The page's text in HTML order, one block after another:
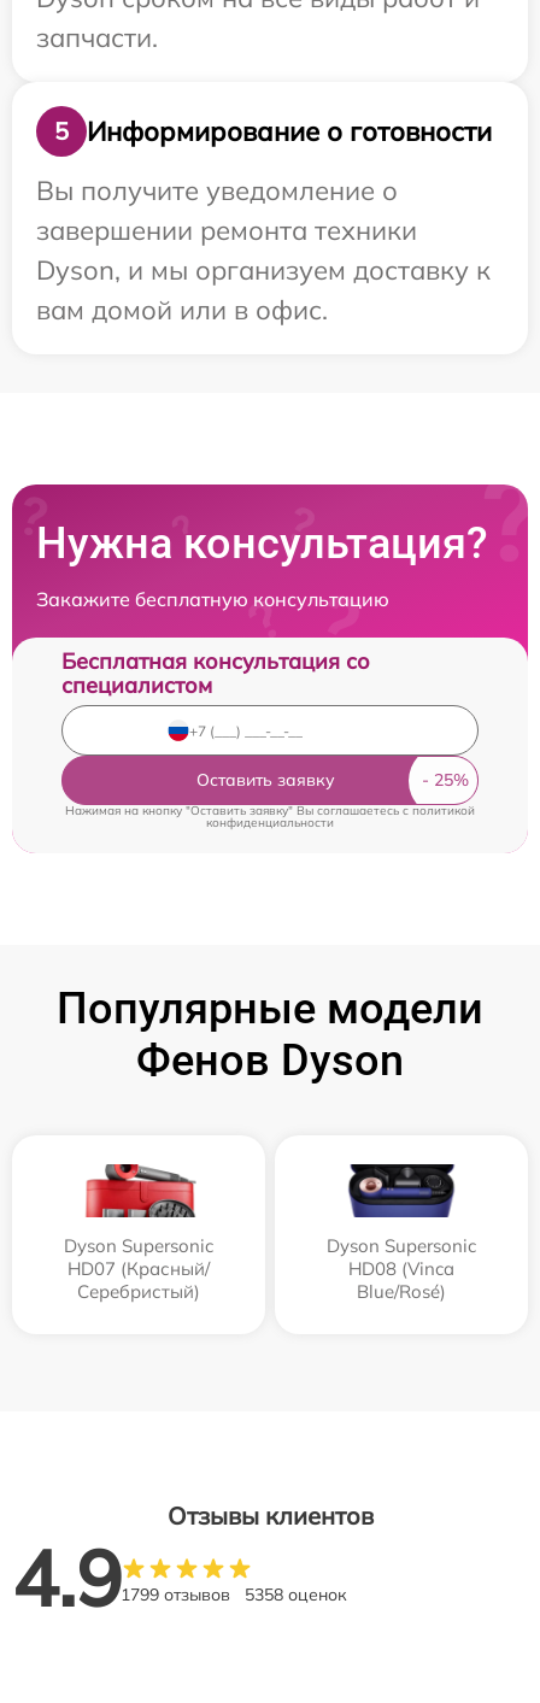
запчасти.
5
Информирование о готовности
Вы получите уведомление о
завершении ремонта техники
Dyson, и мы организуем доставку к
вам домой или в офис.
Нужна консультация?
Закажите бесплатную консультацию
Бесплатная консультация со
специалистом
Оставить заявку
Нажимая на кнопку "Оставить заявку" Вы соглашаетесь c политикой
конфиденциальности
Популярные модели
Фенов Dyson
Dyson Supersonic
HD07 (Красный/
Серебристый)
Dyson Supersonic
HD08 (Vinca
Blue/Rosé)
Отзывы клиентов
4.91799 отзывов 5358 оценок